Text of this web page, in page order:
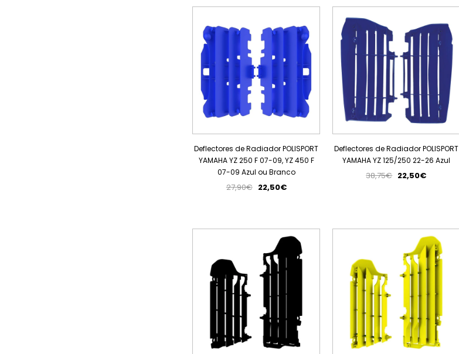
Deflectores de Radiador POLISPORT
YAMAHA YZ 250 F 07-09, YZ 450 F
07-09 Azul ou Branco
27,90€ 22,50€
Deflectores de Radiador POLISPORT
YAMAHA YZ 125/250 22-26 Azul
38,75€ 22,50€
PROMOÇÃO PROMOÇÃO